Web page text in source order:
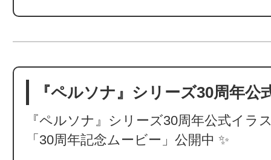
『ペルソナ』シリーズ30周年公
『ペルソナ』シリーズ30周年公式イラ
「30周年記念ムービー」公開中 ✨